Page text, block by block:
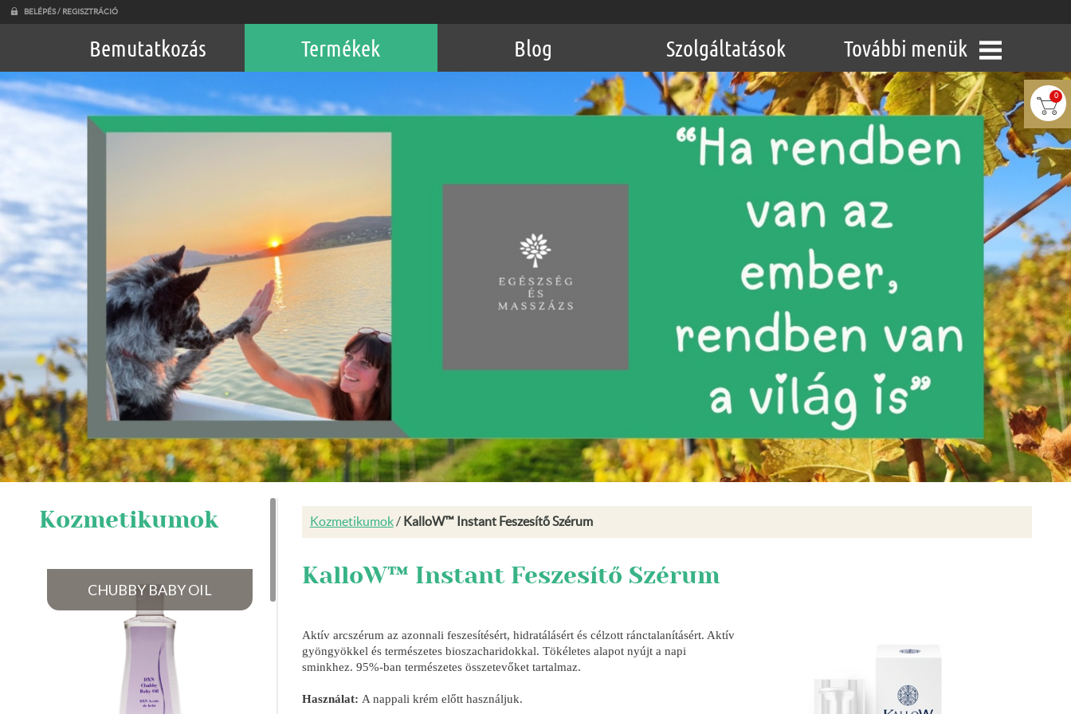
BELÉPÉS / REGISZTRÁCIÓ
0
Bemutatkozás Termékek Blog Szolgáltatások További menük
Kozmetikumok
CHUBBY BABY OIL
Kozmetikumok/ KalloW™ Instant Feszesítő Szérum
KalloW™ Instant Feszesítő Szérum
Aktív arcszérum az azonnali feszesítésért, hidratálásért és célzott ránctalanításért. Aktív
gyöngyökkel és természetes bioszacharidokkal. Tökéletes alapot nyújt a napi
sminkhez. 95%-ban természetes összetevőket tartalmaz.
Használat: A nappali krém előtt használjuk.